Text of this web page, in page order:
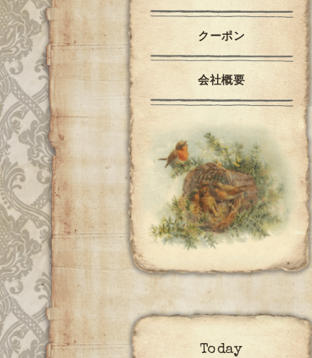
クーポン
会社概要
Today